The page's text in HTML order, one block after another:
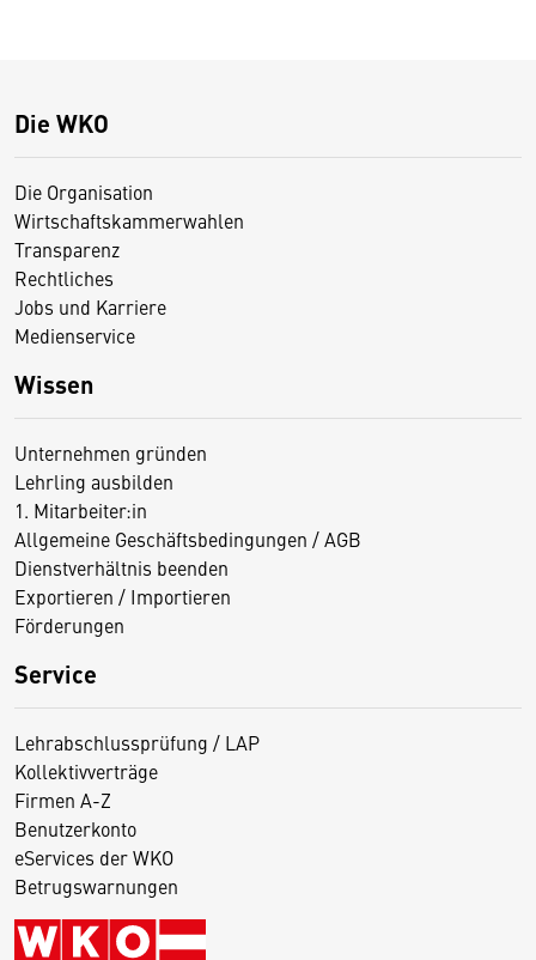
Die WKO
Die Organisation
Wirtschaftskammerwahlen
Transparenz
Rechtliches
Jobs und Karriere
Medienservice
Wissen
Unternehmen gründen
Lehrling ausbilden
1. Mitarbeiter:in
Allgemeine Geschäftsbedingungen / AGB
Dienstverhältnis beenden
Exportieren / Importieren
Förderungen
Service
Lehrabschlussprüfung / LAP
Kollektivverträge
Firmen A-Z
Benutzerkonto
eServices der WKO
Betrugswarnungen